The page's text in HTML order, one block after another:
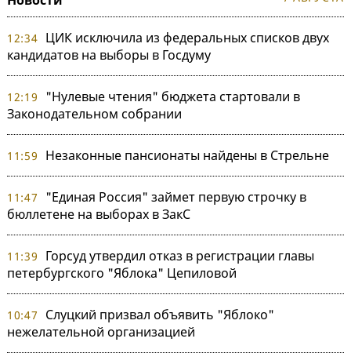
12:34 ЦИК исключила из федеральных списков двух
кандидатов на выборы в Госдуму
12:19
"Нулевые чтения" бюджета стартовали в
Законодательном собрании
11:59 Незаконные пансионаты найдены в Стрельне
11:47
"Единая Россия" займет первую строчку в
бюллетене на выборах в ЗакС
11:39
Горсуд утвердил отказ в регистрации главы
петербургского "Яблока" Цепиловой
10:47
Слуцкий призвал объявить "Яблоко"
нежелательной организацией